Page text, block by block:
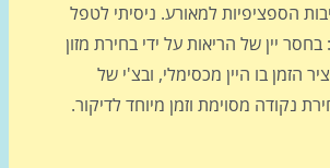
למאורע. ניסיתי לטפל
של הריאות על ידי בחירת מזון
היין מכסימלי, ובצ'י של
מסוימת וזמן מיוחד לדיקור.